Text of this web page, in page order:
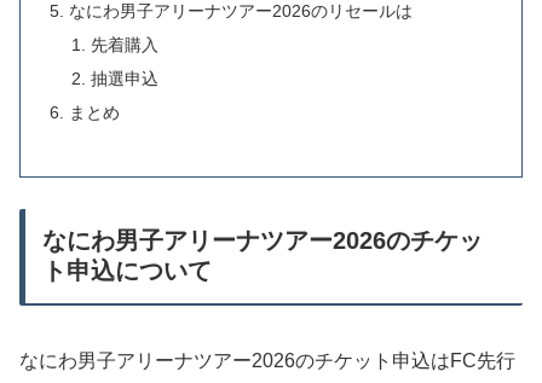
なにわ男子アリーナツアー2026のリセールは
先着購入
抽選申込
まとめ
なにわ男子アリーナツアー2026のチケッ
ト申込について
なにわ男子アリーナツアー2026のチケット申込はFC先行